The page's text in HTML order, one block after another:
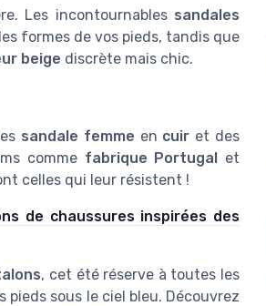
Les incontournables sandales
formes de vos pieds, tandis que
beige discrète mais chic.
sandale femme en cuir et des
comme fabrique Portugal et
celles qui leur résistent !
de chaussures inspirées des
, cet été réserve à toutes les
sous le ciel bleu. Découvrez